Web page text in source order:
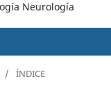
Neurología
/ ÍNDICE